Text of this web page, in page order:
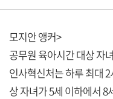
모지안 앵커>
공무원 육아시간 대상 자
인사혁신처는 하루 최대
상 자녀가 5세 이하에서